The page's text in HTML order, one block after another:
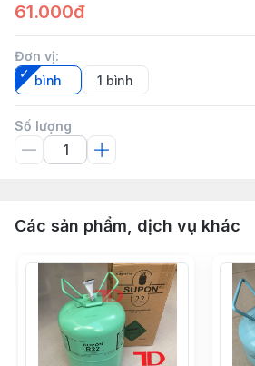
61.000đ
Đơn vị:
bình
1 bình
Số lượng
Các sản phẩm, dịch vụ khác